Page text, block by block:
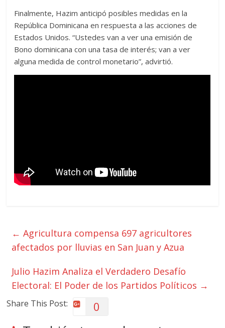
Finalmente, Hazim anticipó posibles medidas en la
República Dominicana en respuesta a las acciones de
Estados Unidos. “Ustedes van a ver una emisión de
Bono dominicana con una tasa de interés; van a ver
alguna medida de control monetario”, advirtió.
← Agricultura compensa 697 agricultores
afectados por lluvias en San Juan y Azua
Julio Hazim Analiza el Verdadero Desafío
Electoral: El Poder de los Partidos Políticos →
Share This Post: 0